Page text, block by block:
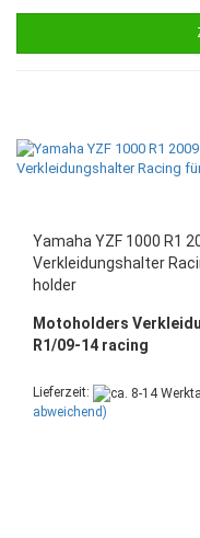
Yamaha YZF 1000 R1
Verkleidungshalter
holder
Motoholders
R1/09-14 racing
Lieferzeit:
abweichend)